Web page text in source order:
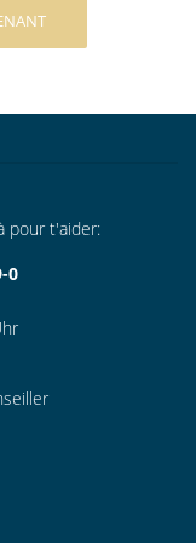
pour t'aider:
0